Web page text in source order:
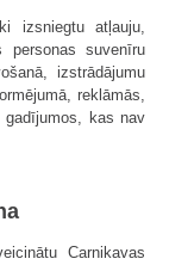
izsniegtu atļauju,
suvenīru
izstrādājumu
reklāmās,
kas nav
Carnikavas